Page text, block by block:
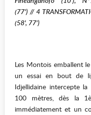
(77')// 4T
(58', 77')
Les Montois emballent
un essai en bout de
Idjellidaine intercepte
100 mètres, dès la
immédiatement et un